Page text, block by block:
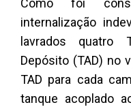
Como foi
internalização
lavrados quatro
Depósito (TAD) no
TAD para cada
tanque acoplado